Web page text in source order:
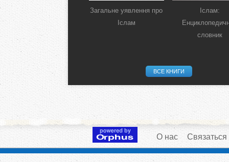
Загальне уявлення про
Іслам
Іслам:
словник
ВСЕ КНИГИ
О нас